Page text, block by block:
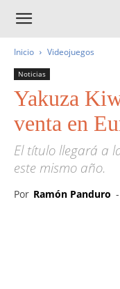
Inicio Videojuegos
Noticias
Yakuza
venta en
El título llegará a
este mismo año.
Por Ramón Panduro -